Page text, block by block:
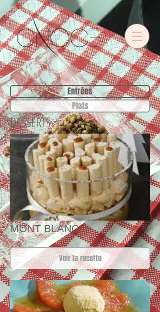
Entrées
Plats
DESSERTS
MONT BLANC
Voir la recette